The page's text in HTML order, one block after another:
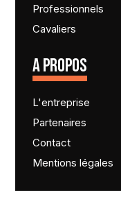
Professionnels
Cavaliers
A PROPOS
L'entreprise
Partenaires
Contact
Mentions légales